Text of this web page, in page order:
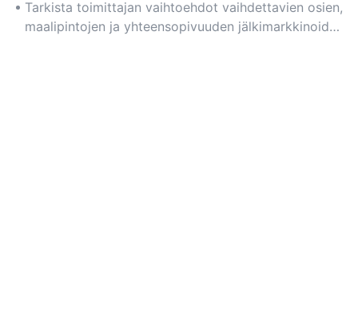
vaativat ainutlaatuista viimeistelyä tai brändäystä.
Tarkista toimittajan vaihtoehdot vaihdettavien osien,
maalipintojen ja yhteensopivuuden jälkimarkkinoiden